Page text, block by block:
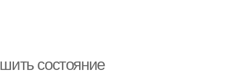
состояние